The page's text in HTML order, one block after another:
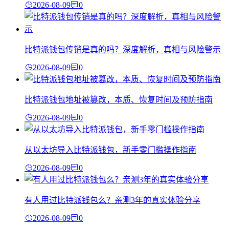
2026-08-09 0
比特派钱包传销是真的吗？深度解析，真相与风险警示
2026-08-09 0
比特派钱包地址被篡改，本质、恢复时间及预防指南
2026-08-09 0
从以太坊导入比特派钱包，新手零门槛操作指南
2026-08-09 0
有人用过比特派钱包么？亲测3年的真实体验分享
2026-08-09 0